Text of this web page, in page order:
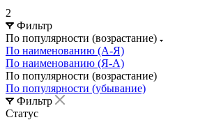
2
Фильтр
По популярности (возрастание)
По наименованию (А-Я)
По наименованию (Я-А)
По популярности (возрастание)
По популярности (убывание)
Фильтр
Статус